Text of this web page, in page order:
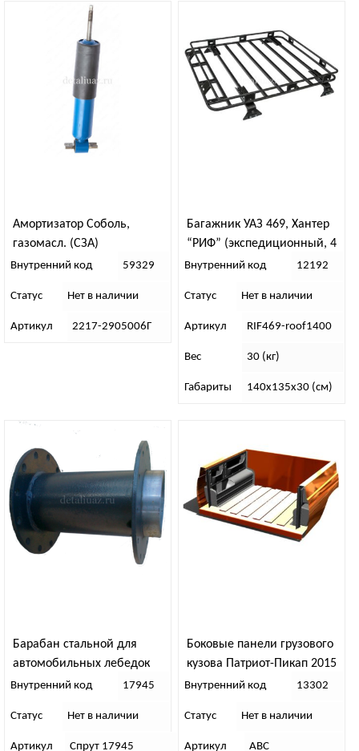
Амортизатор Соболь,
газомасл. (СЗА)
Внутренний код 59329
Статус Нет в наличии
Артикул 2217-2905006Г
Багажник УАЗ 469, Хантер
“РИФ” (экспедиционный, 4
опоры)
Внутренний код 12192
Статус Нет в наличии
Артикул RIF469-roof1400
Вес 30 (кг)
Габариты 140х135х30 (см)
Барабан стальной для
автомобильных лебедок
Спрут
Внутренний код 17945
Статус Нет в наличии
Артикул Спрут 17945
Боковые панели грузового
кузова Патриот-Пикап 2015
Внутренний код 13302
Статус Нет в наличии
Артикул АВС